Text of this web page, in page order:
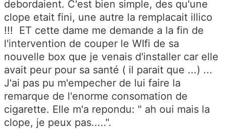
debordaient. C'est bien simple, des qu'une
clope etait fini, une autre la remplacait illico
!!! ET cette dame me demande a la fin de
l'intervention de couper le WIfi de sa
nouvelle box que je venais d'installer car elle
avait peur pour sa santé ( il parait que ...) ...
J'ai pas pu m'empecher de lui faire la
remarque de l'enorme consomation de
cigarette. Elle m'a repondu: " ah oui mais la
clope, je peux pas.....".